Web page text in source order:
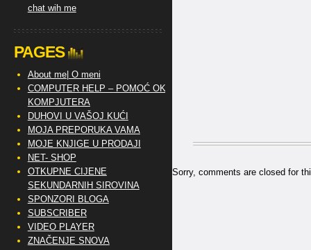
Sorry, comments are closed for
chat wih me
PAGES
About me| O meni
COMPUTER HELP – POMOĆ OKO
KOMPJUTERA
DUHOVI U VAŠOJ KUĆI
MOJA PREPORUKA VAMA
MOJE KNJIGE U PRODAJI
NET- SHOP
OTKUPNE CIJENE
SEKUNDARNIH SIROVINA
SPONZORI BLOGA
SUBSCRIBER
VIDEO PLAYER
ZNAČENJE SNOVA